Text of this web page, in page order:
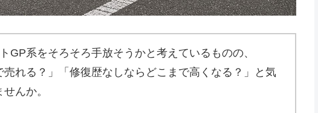
GP系をそろそろ手放そうかと考えているものの、
売れる？」「修復歴なしならどこまで高くなる？」と気
んか。